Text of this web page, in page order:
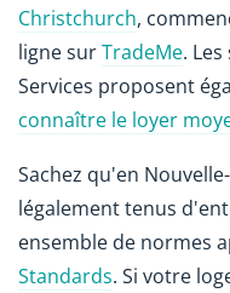
Christchurch,
ligne surTradeMe.
Services proposent
connaître le loyer
Sachez qu'en
légalement tenus
ensemble de normes
Standards. Si votre